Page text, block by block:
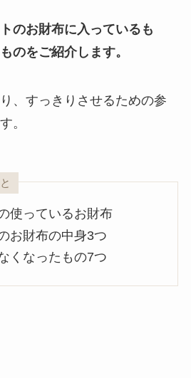
のお財布に入っているも
のをご紹介します。
、すっきりさせるための参
。
使っているお財布
お財布の中身3つ
くなったもの7つ